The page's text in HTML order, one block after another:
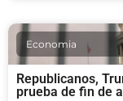
Economia
Republicanos,
prueba de fin de